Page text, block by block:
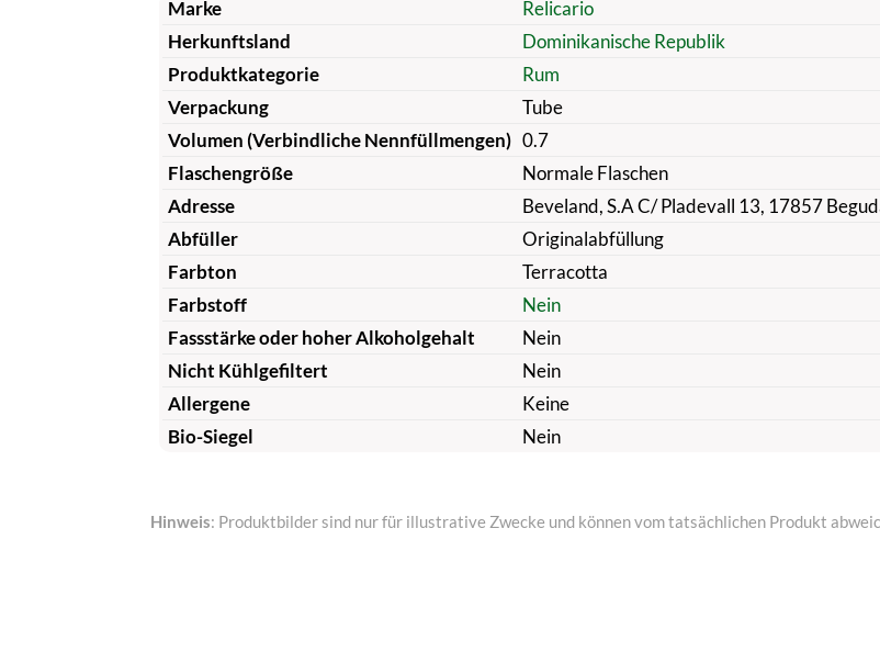
Marke
Relicario
Herkunftsland
Dominikanische Republik
Produktkategorie
Rum
Verpackung
Tube
Volumen (Verbindliche Nennfüllmengen) 0.7
Flaschengröße
Normale Flaschen
Adresse
Beveland, S.A C/ Pladevall 13, 17857
Abfüller
Originalabfüllung
Farbton
Terracotta
Farbstoff
Nein
Fassstärke oder hoher Alkoholgehalt
Nein
Nicht Kühlgefiltert
Nein
Allergene
Keine
Bio-Siegel
Nein
Hinweis: Produktbilder sind nur für illustrative Zwecke und können vom tatsächlichen Produkt